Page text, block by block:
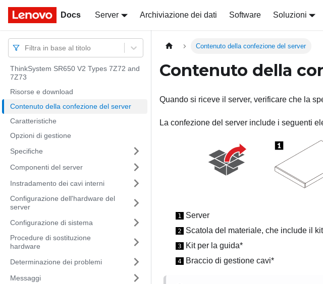
Docs Server Archiviazione dei dati Software Soluzioni
Docs
Filtra in base al titolo
ThinkSystem SR650 V2 Types 7Z72 and
7Z73
Risorse e download
Contenuto della confezione del server
Caratteristiche
Opzioni di gestione
Specifiche
Componenti del server
Instradamento dei cavi interni
Configurazione dell'hardware del
server
Configurazione di sistema
Procedure di sostituzione
hardware
Determinazione dei problemi
Messaggi
Contenuto della confezione del server
Contenuto della
Quando si riceve il server, verificare che la
La confezione del server include i seguenti
1 Server
2 Scatola del materiale, che include il
3 Kit per la guida*
4 Braccio di gestione cavi*